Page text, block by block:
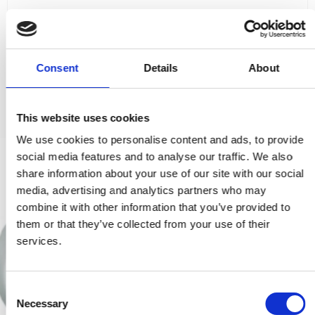
Consent Details About
This website uses cookies
We use cookies to personalise content and ads, to provide
social media features and to analyse our traffic. We also
share information about your use of our site with our social
media, advertising and analytics partners who may
combine it with other information that you’ve provided to
them or that they’ve collected from your use of their
services.
o
Necessary
VISA PRODUKTEN